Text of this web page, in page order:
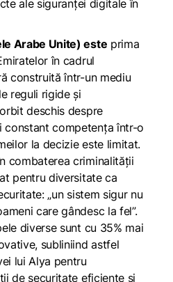
ale siguranței digitale în
Arabe Unite) este prima
în cadrul
construită într-un mediu
reguli rigide și
deschis despre
constant competența într-o
la decizie este limitat.
combaterea criminalității
pentru diversitate ca
„un sistem sigur nu
care gândesc la fel”.
diverse sunt cu 35% mai
subliniind astfel
lui Alya pentru
de securitate eficiente și